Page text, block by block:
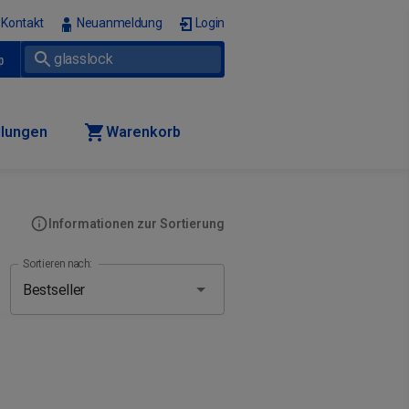
Kontakt Neuanmeldung Login
Warenkorb
Informationen zur Sortierung
Sortieren nach: